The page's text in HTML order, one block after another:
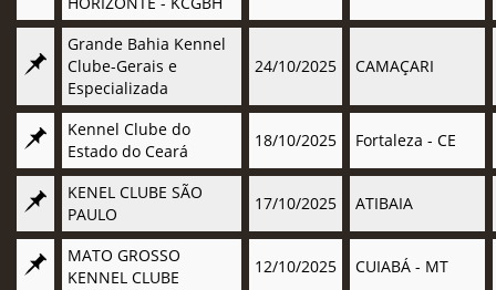
Grande Bahia Kennel
Clube-Gerais e
Especializada
24/10/2025 CAMAÇARI
Kennel Clube do
Estado do Ceará
18/10/2025 Fortaleza - CE
KENEL CLUBE SÃO
PAULO
17/10/2025 ATIBAIA
MATO GROSSO
KENNEL CLUBE
12/10/2025 CUIABÁ - MT